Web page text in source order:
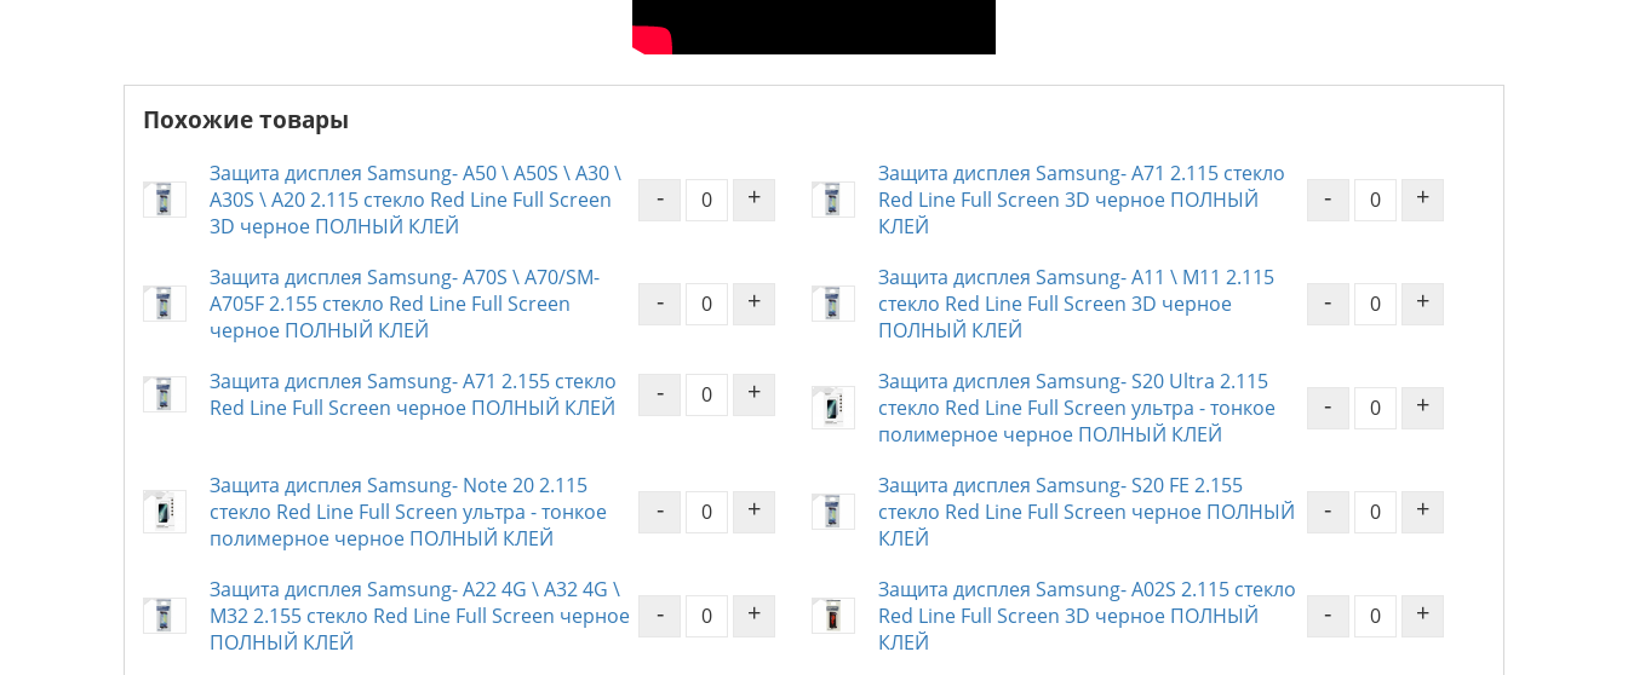
Похожие товары
Защита дисплея Samsung- A50 \ A50S \ A30 \
A30S \ A20 2.115 стекло Red Line Full Screen
3D черное ПОЛНЫЙ КЛЕЙ
- +
Защита дисплея Samsung- A71 2.115 стекло
Red Line Full Screen 3D черное ПОЛНЫЙ
КЛЕЙ
- +
Защита дисплея Samsung- A70S \ A70/SM-
A705F 2.155 стекло Red Line Full Screen
черное ПОЛНЫЙ КЛЕЙ
- +
Защита дисплея Samsung- A11 \ М11 2.115
стекло Red Line Full Screen 3D черное
ПОЛНЫЙ КЛЕЙ
- +
Защита дисплея Samsung- A71 2.155 стекло
Red Line Full Screen черное ПОЛНЫЙ КЛЕЙ
- +
Защита дисплея Samsung- S20 Ultra 2.115
стекло Red Line Full Screen ультра - тонкое
полимерное черное ПОЛНЫЙ КЛЕЙ
- +
Защита дисплея Samsung- Note 20 2.115
стекло Red Line Full Screen ультра - тонкое
полимерное черное ПОЛНЫЙ КЛЕЙ
- +
Защита дисплея Samsung- S20 FE 2.155
стекло Red Line Full Screen черное ПОЛНЫЙ
КЛЕЙ
- +
Защита дисплея Samsung- A22 4G \ A32 4G \
M32 2.155 стекло Red Line Full Screen черное
ПОЛНЫЙ КЛЕЙ
- +
Защита дисплея Samsung- A02S 2.115 стекло
Red Line Full Screen 3D черное ПОЛНЫЙ
КЛЕЙ
- +